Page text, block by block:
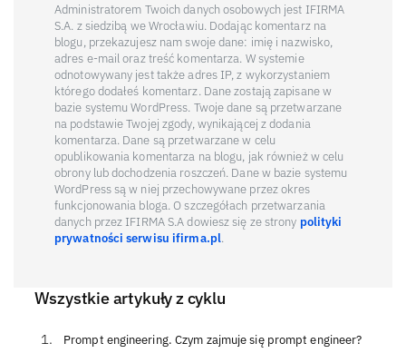
Administratorem Twoich danych osobowych jest IFIRMA
S.A. z siedzibą we Wrocławiu. Dodając komentarz na
blogu, przekazujesz nam swoje dane: imię i nazwisko,
adres e-mail oraz treść komentarza. W systemie
odnotowywany jest także adres IP, z wykorzystaniem
którego dodałeś komentarz. Dane zostają zapisane w
bazie systemu WordPress. Twoje dane są przetwarzane
na podstawie Twojej zgody, wynikającej z dodania
komentarza. Dane są przetwarzane w celu
opublikowania komentarza na blogu, jak również w celu
obrony lub dochodzenia roszczeń. Dane w bazie systemu
WordPress są w niej przechowywane przez okres
funkcjonowania bloga. O szczegółach przetwarzania
danych przez IFIRMA S.A dowiesz się ze strony polityki
prywatności serwisu ifirma.pl.
Wszystkie artykuły z cyklu
Prompt engineering. Czym zajmuje się prompt engineer?